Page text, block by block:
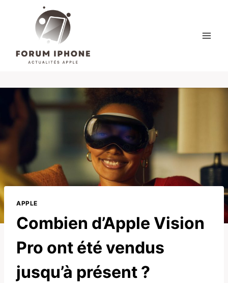
APPLE
Combien d’Apple Vision
Pro ont été vendus
jusqu’à présent ?